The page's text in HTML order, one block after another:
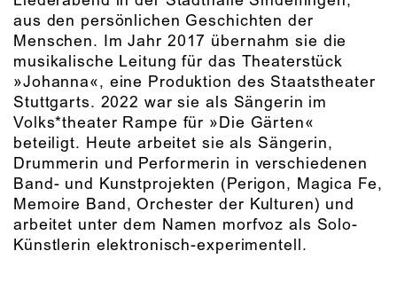
aus den persönlichen Geschichten der
Menschen. Im Jahr 2017 übernahm sie die
musikalische Leitung für das Theaterstück
»Johanna«, eine Produktion des Staatstheater
Stuttgarts. 2022 war sie als Sängerin im
Volks*theater Rampe für »Die Gärten«
beteiligt. Heute arbeitet sie als Sängerin,
Drummerin und Performerin in verschiedenen
Band- und Kunstprojekten (Perigon, Magica Fe,
Memoire Band, Orchester der Kulturen) und
arbeitet unter dem Namen morfvoz als Solo-
Künstlerin elektronisch-experimentell.